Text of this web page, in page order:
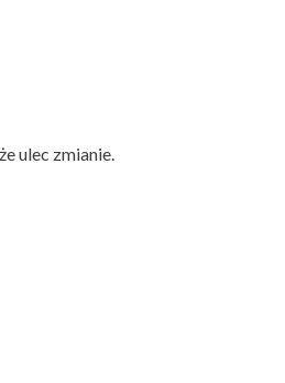
ulec zmianie.